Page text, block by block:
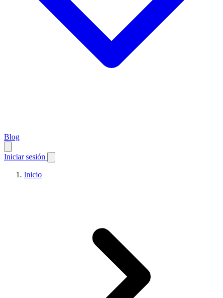
Blog
Iniciar sesión
Inicio